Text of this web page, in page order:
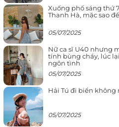
Xuống phố sáng thứ
Thanh Hà, mặc sao
05/07/2025
Nữ ca sĩ U40 nhưng
tính bùng cháy, lúc
ngôn tình
05/07/2025
Hải Tú đi biển không
05/07/2025